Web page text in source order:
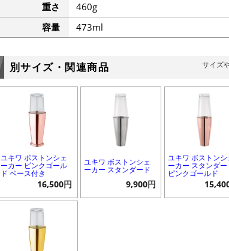
重さ
460g
容量
473ml
別サイズ・関連商品 サイズ
ユキワ ボストンシェ
ーカー ピンクゴール
ド ベース付き
16,500円
ユキワ ボストンシェ
ーカー スタンダード
9,900円
ユキワ ボストンシ
ーカー スタンダー
ピンクゴールド